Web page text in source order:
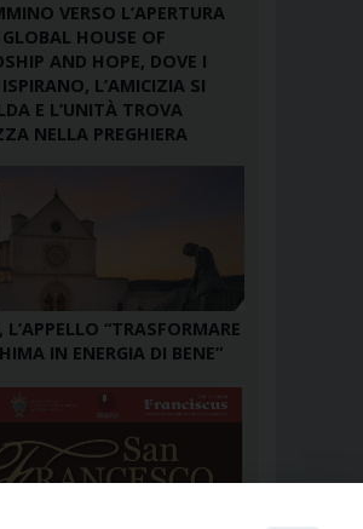
VERSO L’APERTURA
HOUSE OF
AND HOPE, DOVE I
L’AMICIZIA SI
E L’UNITÀ TROVA
NELLA PREGHIERA
L’APPELLO “TRASFORMARE
IN ENERGIA DI BENE”